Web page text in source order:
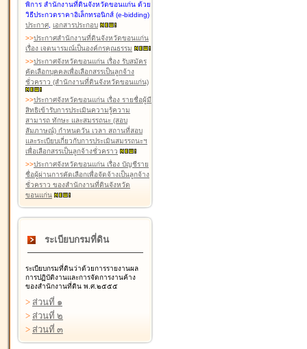
พิการ สำนักงานที่ดินจังหวัดขอนแก่น ด้วย
วิธีประกวดราคาอิเล็กทรอนิกส์ (e-bidding)
ประกาศ, เอกสารประกอบ
>>ประกาศสำนักงานที่ดินจังหวัดขอนแก่น
เรื่อง เจตนารมณ์เป็นองค์กรคุณธรรม
>>ประกาศจังหวัดขอนแก่น เรื่อง รับสมัคร
คัดเลือกบุคคลเพื่อเลือกสรรเป็นลูกจ้าง
ชั่วคราว (สำนักงานที่ดินจังหวัดขอนแก่น)
>>ประกาศจังหวัดขอนแก่น เรื่อง รายชื่อผู้มี
สิทธิเข้ารับการประเมินความรู้ความ
สามารถ ทักษะ และสมรรถนะ (สอบ
สัมภาษณ์) กำหนดวัน เวลา สถานที่สอบ
และระเบียบเกี่ยวกับการประเมินสมรรถนะฯ
เพื่อเลือกสรรเป็นลูกจ้างชั่วคราว
>>ประกาศจังหวัดขอนแก่น เรื่อง บัญชีราย
ชื่อผู้ผ่านการคัดเลือกเพื่อจัดจ้างเป็นลูกจ้าง
ชั่วคราว ของสำนักงานที่ดินจังหวัด
ขอนแก่น
ระเบียบกรมที่ดิน
ระเบียบกรมที่ดินว่าด้วยการรายงานผล
การปฏิบัติงานและการจัดการงานค้าง
ของสำนักงานที่ดิน พ.ศ.๒๕๕๕
> ส่วนที่ ๑
> ส่วนที่ ๒
> ส่วนที่ ๓